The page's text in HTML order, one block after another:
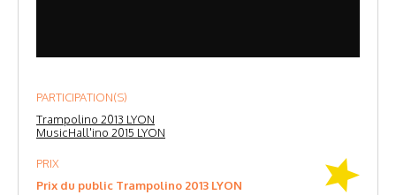
PARTICIPATION(S)
Trampolino 2013 LYON
MusicHall'ino 2015 LYON
PRIX
Prix du public Trampolino 2013 LYON